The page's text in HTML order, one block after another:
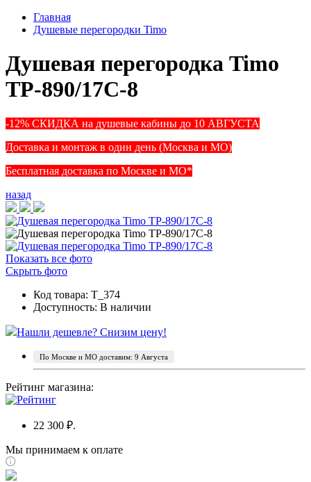
Главная
Душевые перегородки Timo
Душевая перегородка Timo
TP-890/17C-8
-12% СКИДКА на душевые кабины до 10 АВГУСТА
Доставка и монтаж в один день (Москва и МО)
Бесплатная доставка по Москве и МО*
назад
Показать все фото
Скрыть фото
Код товара: T_374
Доступность: В наличии
Нашли дешевле? Снизим цену!
По Москве и МО доставим: 9 Августа
Рейтинг магазина:
22 300 ₽.
Мы принимаем к оплате